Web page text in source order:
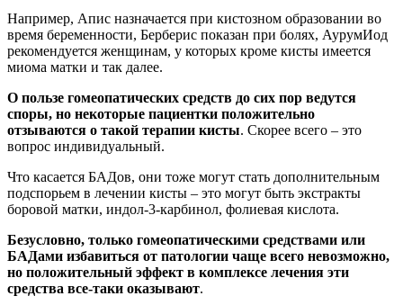
Например, Апис назначается при кистозном образовании во
время беременности, Берберис показан при болях, АурумИод
рекомендуется женщинам, у которых кроме кисты имеется
миома матки и так далее.
О пользе гомеопатических средств до сих пор ведутся
споры, но некоторые пациентки положительно
отзываются о такой терапии кисты. Скорее всего – это
вопрос индивидуальный.
Что касается БАДов, они тоже могут стать дополнительным
подспорьем в лечении кисты – это могут быть экстракты
боровой матки, индол-3-карбинол, фолиевая кислота.
Безусловно, только гомеопатическими средствами или
БАДами избавиться от патологии чаще всего невозможно,
но положительный эффект в комплексе лечения эти
средства все-таки оказывают.